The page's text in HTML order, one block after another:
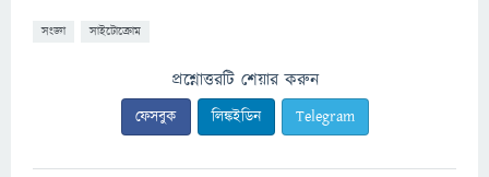
সংজ্ঞা সাইটোক্রোম
প্রশ্নোত্তরটি শেয়ার করুন
ফেসবুক লিঙ্কইডিন Telegram